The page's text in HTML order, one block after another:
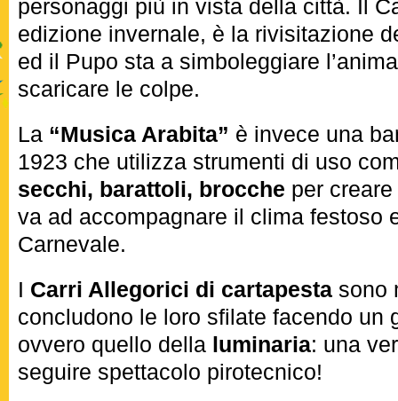
personaggi più in vista della città. Il
edizione invernale, è la rivisitazione
ed il Pupo sta a simboleggiare
scaricare le colpe.
La “Musica Arabita” è invece una
1923 che utilizza strumenti di uso
secchi, barattoli, brocche per
va ad accompagnare il clima festoso
Carnevale.
I Carri Allegorici di cartapesta sono
concludono le loro sfilate facendo un
ovvero quello della luminaria: una
seguire spettacolo pirotecnico!